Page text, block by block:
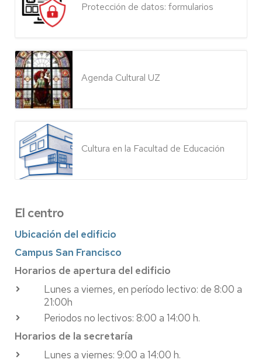
Protección de datos: formularios
Agenda Cultural UZ
Cultura en la Facultad de Educación
El centro
Ubicación del edificio
Campus San Francisco
Horarios de apertura del edificio
Lunes a viernes, en período lectivo: de 8:00 a
21:00h
Periodos no lectivos: 8:00 a 14:00 h.
Horarios de la secretaría
Lunes a viernes: 9:00 a 14:00 h.